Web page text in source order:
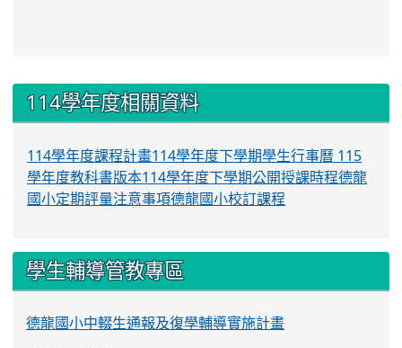
::: 114學年度相關資料
114學年度課程計畫114學年度下學期學生行事曆 115
學年度教科書版本114學年度下學期公開授課時程德龍
國小定期評量注意事項德龍國小校訂課程
學生輔導管教專區
德龍國小中輟生通報及復學輔導實施計畫